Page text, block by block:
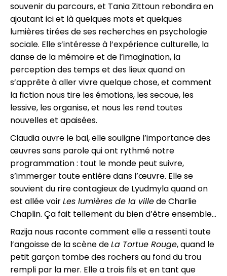
souvenir du parcours, et Tania Zittoun rebondira en
ajoutant ici et là quelques mots et quelques
lumières tirées de ses recherches en psychologie
sociale. Elle s’intéresse à l’expérience culturelle, la
danse de la mémoire et de l’imagination, la
perception des temps et des lieux quand on
s’apprête à aller vivre quelque chose, et comment
la fiction nous tire les émotions, les secoue, les
lessive, les organise, et nous les rend toutes
nouvelles et apaisées.
Claudia ouvre le bal, elle souligne l’importance des
œuvres sans parole qui ont rythmé notre
programmation : tout le monde peut suivre,
s’immerger toute entière dans l’œuvre. Elle se
souvient du rire contagieux de Lyudmyla quand on
est allée voirLes lumières de la villede Charlie
Chaplin. Ça fait tellement du bien d’être ensemble…
Razija nous raconte comment elle a ressenti toute
l’angoisse de la scène deLa Tortue Rouge, quand le
petit garçon tombe des rochers au fond du trou
rempli par la mer. Elle a trois fils et en tant que